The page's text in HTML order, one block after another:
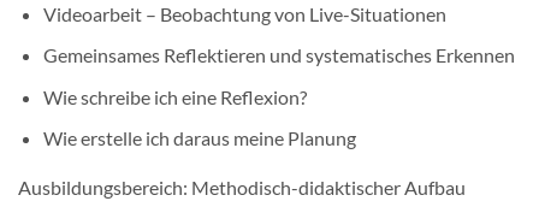
Videoarbeit – Beobachtung von Live-Situationen
Gemeinsames Reflektieren und systematisches Erkennen
Wie schreibe ich eine Reflexion?
Wie erstelle ich daraus meine Planung
Ausbildungsbereich: Methodisch-didaktischer Aufbau